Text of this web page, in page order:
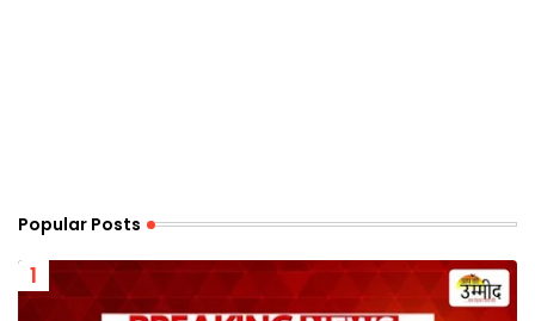
Popular Posts